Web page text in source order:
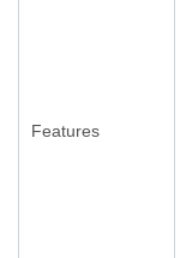
Features